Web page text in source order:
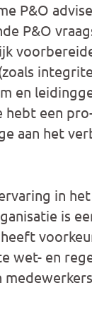
P&O
P&O
en
een
aan het
in
is
wet- en